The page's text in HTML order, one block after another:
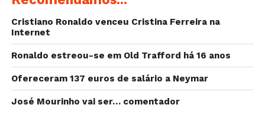
Tondela
–Benfica reage ao ‘caso dos emails’
–Cristiano Ronaldo quebra jejum e dá vitória ao
Real Madridp
Cristiano Ronaldo venceu Cristina Ferreira na
Internet
Ronaldo estreou-se em Old Trafford há 16 anos
Ofereceram 137 euros de salário a Neymar
José Mourinho vai ser… comentador